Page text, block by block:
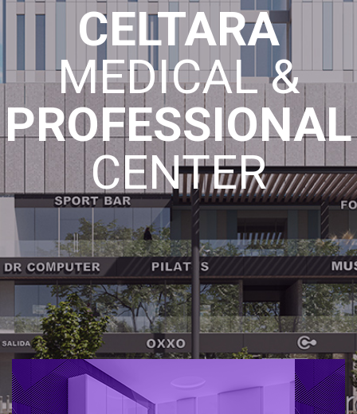
CELTARA
MEDICAL &
PROFESSIONAL
CENTER